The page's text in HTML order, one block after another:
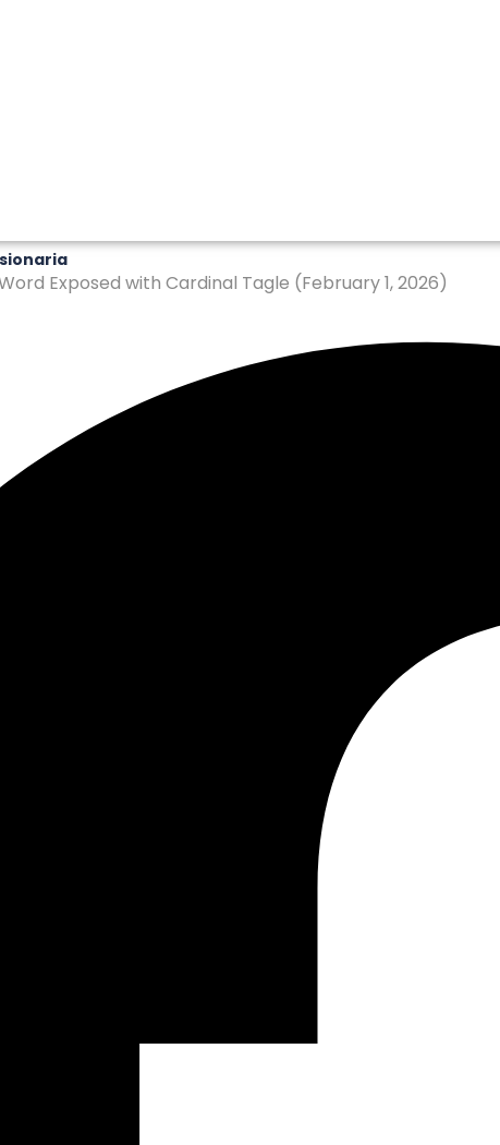
Word Exposed with Cardinal Tagle (February 1, 2026)